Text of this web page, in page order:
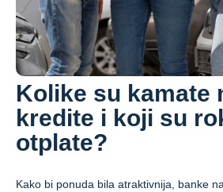
Kolike su kamate
kredite i koji su
otplate?
Kako bi ponuda bila atraktivnija, banke